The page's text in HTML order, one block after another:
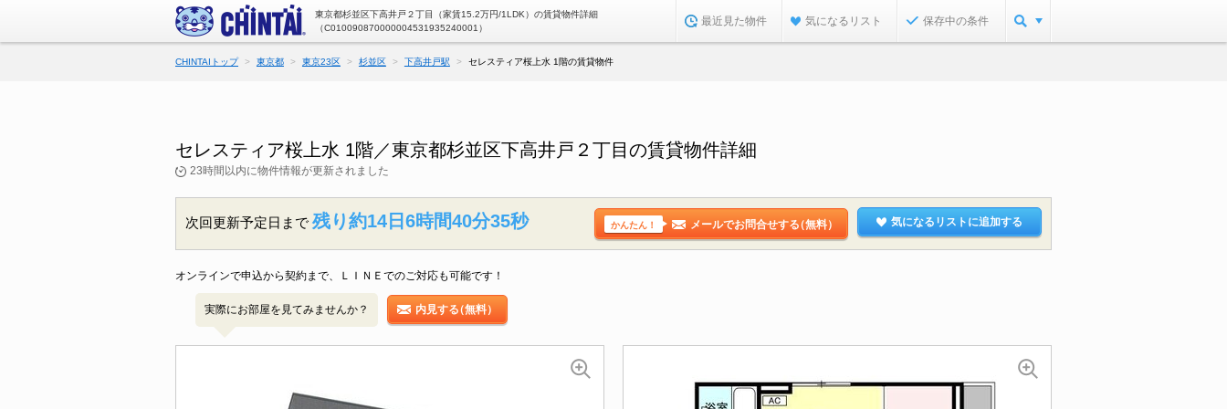
東京都杉並区下高井戸２丁目（家賃15.2万円/1LDK）の賃貸物件詳細
（C010090870000004531935240001）
最近見た物件 気になるリスト 保存中の条件
CHINTAIトップ 東京都 東京23区 杉並区 下高井戸駅 セレスティア桜上水 1階の賃貸物件
セレスティア桜上水 1階／東京都杉並区下高井戸２丁目の賃貸物件詳細
23時間以内に物件情報が更新されました
次回更新予定日まで 残り約14日6時間40分34秒 かんたん！ メールでお問合せする（無料） 気になるリストに追加する
オンラインで申込から契約まで、ＬＩＮＥでのご対応も可能です！
実際にお部屋を見てみませんか？ 内見する（無料）